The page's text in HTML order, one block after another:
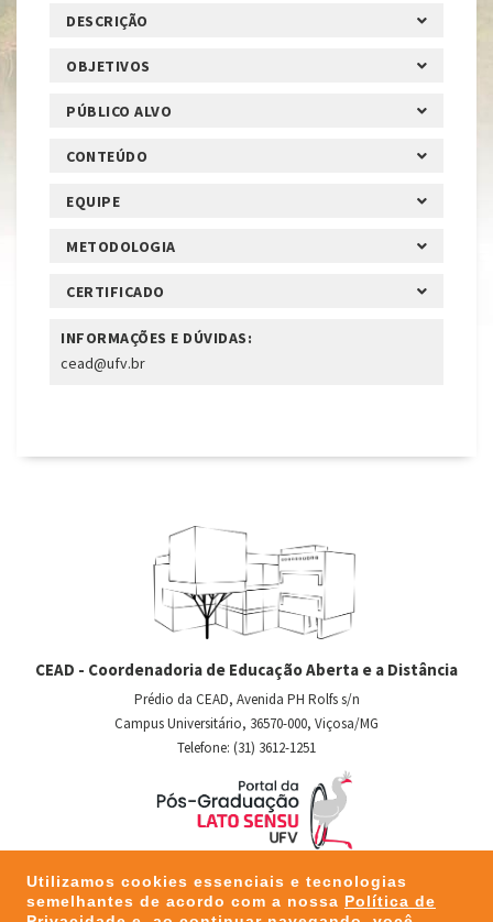
DESCRIÇÃO
OBJETIVOS
PÚBLICO ALVO
CONTEÚDO
EQUIPE
METODOLOGIA
CERTIFICADO
INFORMAÇÕES E DÚVIDAS:
cead@ufv.br
CEAD - Coordenadoria de Educação Aberta e a Distância
Prédio da CEAD, Avenida PH Rolfs s/n
Campus Universitário, 36570-000, Viçosa/MG
Telefone: (31) 3612-1251
Utilizamos cookies essenciais e tecnologias
semelhantes de acordo com a nossa Política de